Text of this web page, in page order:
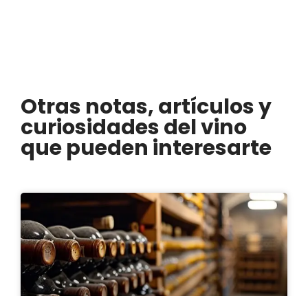
Otras notas, artículos y
curiosidades del vino
que pueden interesarte